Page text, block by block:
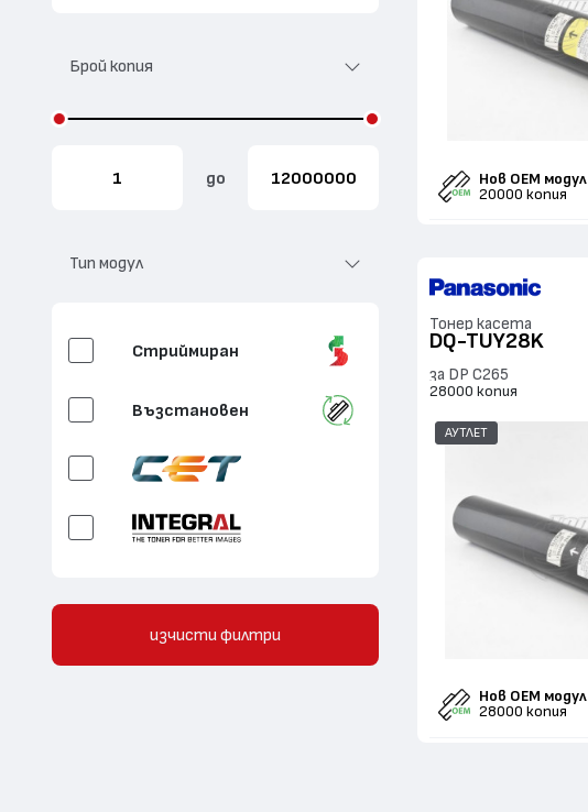
циан
Брой копия
до
Тип модул
Стриймиран
Възстановен
Нов ОЕМ модул
изчисти филтри
Нов ОЕМ модул
20000 копия
Тонер касета
DQ-TUY28K
за DP C265
28000 копия
АУТЛЕТ
Нов ОЕМ модул
28000 копия